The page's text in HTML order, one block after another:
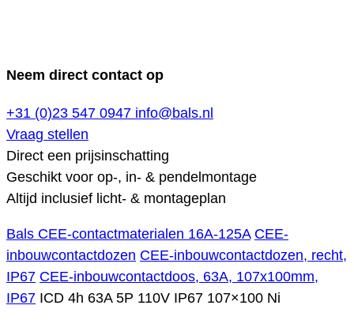
Neem direct contact op
+31 (0)23 547 0947 info@bals.nl
Vraag stellen
Direct een prijsinschatting
Geschikt voor op-, in- & pendelmontage
Altijd inclusief licht- & montageplan
Bals CEE-contactmaterialen 16A-125A CEE-
inbouwcontactdozen CEE-inbouwcontactdozen, recht,
IP67 CEE-inbouwcontactdoos, 63A, 107x100mm,
IP67 ICD 4h 63A 5P 110V IP67 107×100 Ni